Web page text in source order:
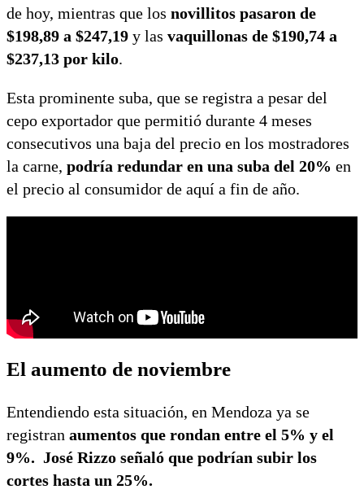
de hoy, mientras que los novillitos pasaron de
$198,89 a $247,19 y las vaquillonas de $190,74 a
$237,13 por kilo.
Esta prominente suba, que se registra a pesar del
cepo exportador que permitió durante 4 meses
consecutivos una baja del precio en los mostradores
la carne, podría redundar en una suba del 20% en
el precio al consumidor de aquí a fin de año.
El aumento de noviembre
Entendiendo esta situación, en Mendoza ya se
registran aumentos que rondan entre el 5% y el
9%. José Rizzo señaló que podrían subir los
cortes hasta un 25%.